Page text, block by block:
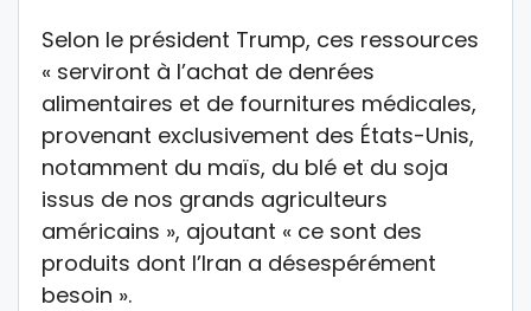
Selon le président Trump, ces ressources
« serviront à l’achat de denrées
alimentaires et de fournitures médicales,
provenant exclusivement des États-Unis,
notamment du maïs, du blé et du soja
issus de nos grands agriculteurs
américains », ajoutant « ce sont des
produits dont l’Iran a désespérément
besoin ».